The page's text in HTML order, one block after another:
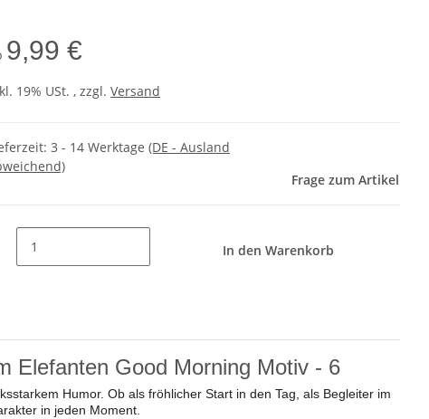
9,99 €
19% USt. , zzgl. Versand
3 - 14 Werktage (DE - Ausland
Frage zum Artikel
In den Warenkorb
Elefanten Good Morning Motiv - 6
Humor. Ob als fröhlicher Start in den Tag, als Begleiter im
in jeden Moment.